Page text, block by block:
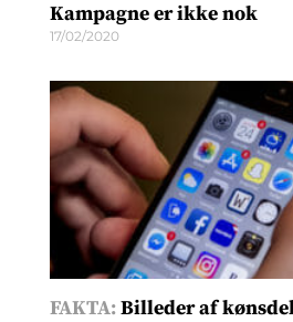
Kampagne er ikke nok
17/02/2020
FAKTA:Billeder af